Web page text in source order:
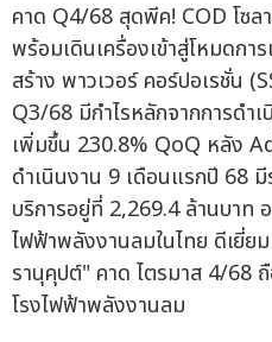
คาด Q4/68 สุดพีค! COD โซล
พร้อมเดินเครื่องเข้าสู่โหมดกา
สร้าง พาวเวอร์ คอร์ปอเรชั่น
Q3/68 มีกำไรหลักจากการดำ
เพิ่มขึ้น 230.8% QoQ หลัง
ดำเนินงาน 9 เดือนแรกปี 68 มี
บริการอยู่ที่ 2,269.4 ล้านบาท
ไฟฟ้าพลังงานลมในไทย ดีเยี่ย
รานุคุปต์" คาด ไตรมาส 4/68
โรงไฟฟ้าพลังงานลม